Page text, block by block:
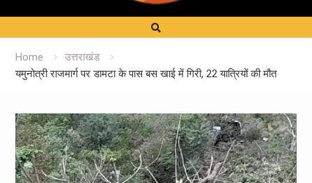
Home
उत्तराखंड
यमुनोत्री राजमार्ग पर डामटा के पास बस खाई में गिरी, 22 यात्रियों की मौत